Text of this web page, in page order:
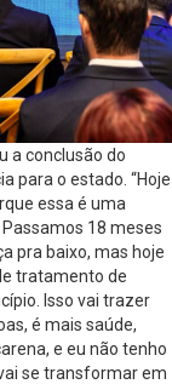
a conclusão do
para o estado. “Hoje
essa é uma
18 meses
pra baixo, mas hoje
tratamento de
Isso vai trazer
é mais saúde,
e eu não tenho
se transformar em